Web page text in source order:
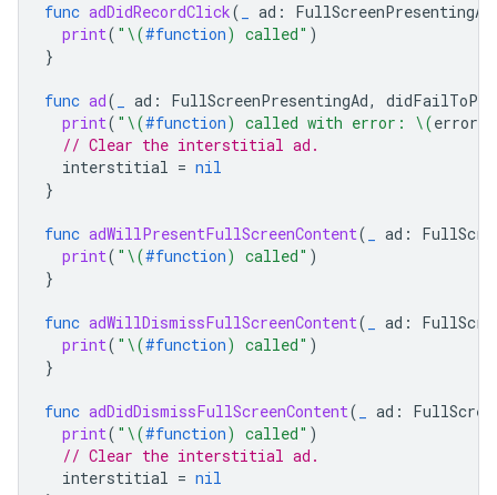
func adDidRecordClick( ad : FullScreenPresentingAd
print( " \(#function) called" )
}
func ad( ad : FullScreenPresentingAd,
print( " \(#function) called with error: \(error
// Clear the interstitial ad.
interstitial = nil
}
func adWillPresentFullScreenContent( ad :
print( " \(#function) called" )
}
func adWillDismissFullScreenContent( ad :
print( " \(#function) called" )
}
func adDidDismissFullScreenContent( ad :
print( " \(#function) called" )
// Clear the interstitial ad.
interstitial = nil